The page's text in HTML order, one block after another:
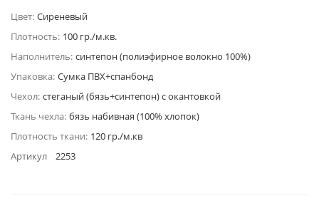
Цвет: Сиреневый
Плотность: 100 гр./м.кв.
Наполнитель: синтепон (полиэфирное волокно 100%)
Упаковка: Сумка ПВХ+спанбонд
Чехол: стеганый (бязь+синтепон) с окантовкой
Ткань чехла: бязь набивная (100% хлопок)
Плотность ткани: 120 гр./м.кв
Артикул
2253